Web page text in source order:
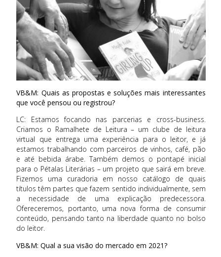
VB&M: Quais as propostas e soluções mais interessantes
que você pensou ou registrou?
LC: Estamos focando nas parcerias e cross-business.
Criamos o Ramalhete de Leitura – um clube de leitura
virtual que entrega uma experiência para o leitor, e já
estamos trabalhando com parceiros de vinhos, café, pão
e até bebida árabe. Também demos o pontapé inicial
para o Pétalas Literárias – um projeto que sairá em breve.
Fizemos uma curadoria em nosso catálogo de quais
títulos têm partes que fazem sentido individualmente, sem
a necessidade de uma explicação predecessora.
Ofereceremos, portanto, uma nova forma de consumir
conteúdo, pensando tanto na liberdade quanto no bolso
do leitor.
VB&M: Qual a sua visão do mercado em 2021?